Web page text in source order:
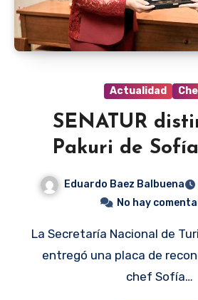
Actualidad
SENATUR
Pakuri de
Eduardo Baez Balbuena
No hay
La Secretaría Nacional de Turismo (SENATUR)
entregó una placa de
chef Sofía…